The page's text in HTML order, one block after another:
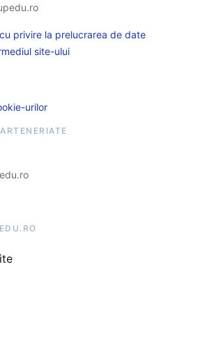
privire la prelucrarea de date
site-ului
urilor